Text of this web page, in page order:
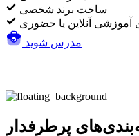
ساخت برند شخصی
آموزشی آنلاین یا حضوری
مدرس شوید
پرطرفدار